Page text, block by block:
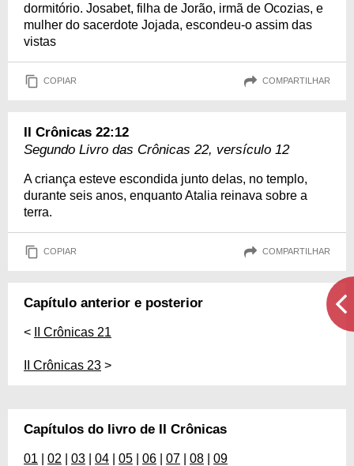
dormitório. Josabet, filha de Jorão, irmã de Ocozias, e
mulher do sacerdote Jojada, escondeu-o assim das
vistas
COPIAR COMPARTILHAR
II Crônicas 22:12
Segundo Livro das Crônicas 22, versículo 12
A criança esteve escondida junto delas, no templo,
durante seis anos, enquanto Atalia reinava sobre a
terra.
COPIAR COMPARTILHAR
Capítulo anterior e posterior
< II Crônicas 21
II Crônicas 23 >
Capítulos do livro de II Crônicas
01 02 03 04 05 06 07 08 09